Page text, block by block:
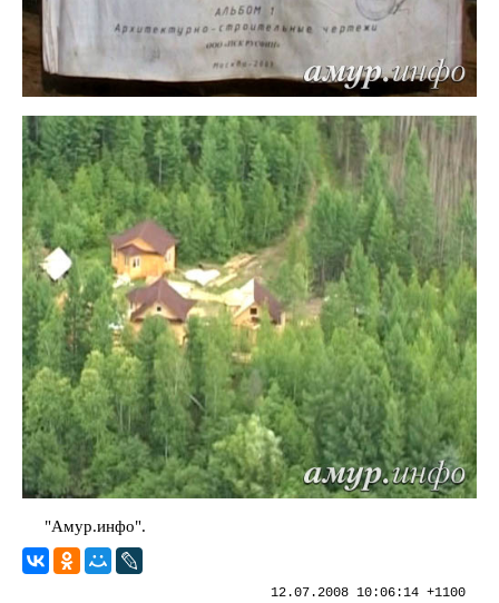
"Амур.инфо".
12.07.2008 10:06:14 +1100